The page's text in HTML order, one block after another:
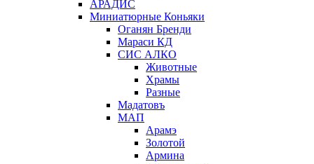
АРАДИС
Миниатюрные Коньяки
Оганян Бренди
Мараси КД
СИС АЛКО
Животные
Храмы
Разные
Мадатовъ
МАП
Арамэ
Золотой
Армина